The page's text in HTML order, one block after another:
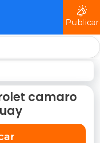
Publicar
camaro